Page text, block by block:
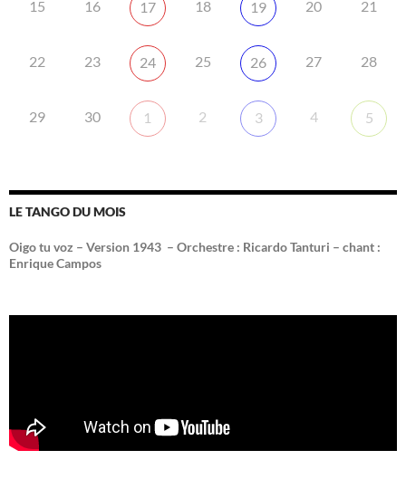
15 16 17 18 19 20 21
22 23 24 25 26 27 28
29 30 1 2 3 4 5
LE TANGO DU MOIS
Oigo tu voz – Version 1943 – Orchestre : Ricardo Tanturi – chant :
Enrique Campos